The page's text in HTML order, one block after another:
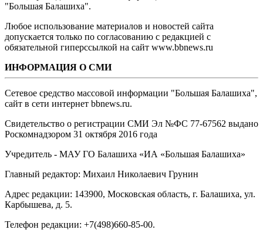
"Большая Балашиха".
Любое использование материалов и новостей сайта
допускается только по согласованию с редакцией с
обязательной гиперссылкой на сайт www.bbnews.ru
ИНФОРМАЦИЯ О СМИ
Сетевое средство массовой информации "Большая Балашиха",
сайт в сети интернет bbnews.ru.
Свидетельство о регистрации СМИ Эл №ФС ‎77-67562 выдано
Роскомнадзором 31 октября 2016 года
Учредитель - МАУ ГО Балашиха «ИА «Большая Балашиха»
Главный редактор: Михаил Николаевич Грунин
Адрес редакции: 143900, Московская область, г. Балашиха, ул.
Карбышева, д. 5.
Телефон редакции: +7(498)660-85-00.